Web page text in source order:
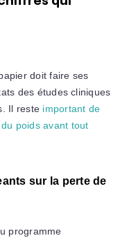
doit faire ses
des études cliniques
Il reste important de
poids avant tout
sur la perte de
programme